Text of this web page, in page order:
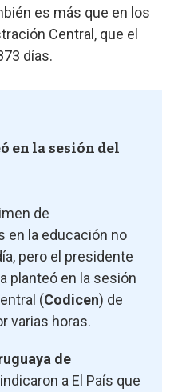
es más que en los
Central, que el
días.
en la sesión del
de
en la educación no
pero el presidente
planteó en la sesión
(Codicen) de
varias horas.
de
a El País que